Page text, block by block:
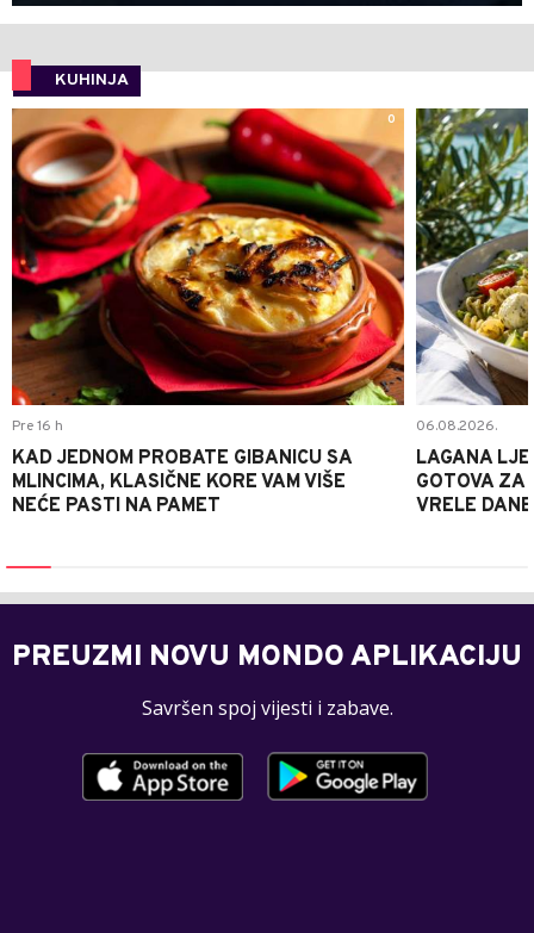
KUHINJA
0
Pre 16 h
KAD JEDNOM PROBATE GIBANICU SA
MLINCIMA, KLASIČNE KORE VAM VIŠE
NEĆE PASTI NA PAMET
06.08.2026.
LAGANA
GOTOVA ZA
VRELE DANE
PREUZMI NOVU MONDO APLIKACIJU
Savršen spoj vijesti i zabave.